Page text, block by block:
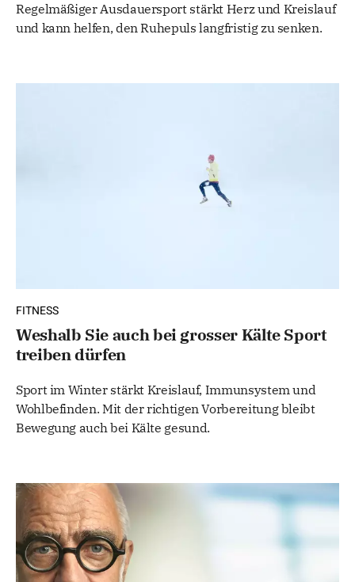
Regelmäßiger Ausdauersport stärkt Herz und Kreislauf
und kann helfen, den Ruhepuls langfristig zu senken.
FITNESS
Weshalb Sie auch bei grosser Kälte Sport
treiben dürfen
Sport im Winter stärkt Kreislauf, Immunsystem und
Wohlbefinden. Mit der richtigen Vorbereitung bleibt
Bewegung auch bei Kälte gesund.